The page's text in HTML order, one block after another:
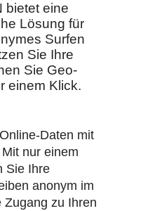
bietet eine
Lösung für
Surfen
Sie Ihre
Sie Geo-
einem Klick.
Daten mit
nur einem
Sie Ihre
anonym im
Zugang zu Ihren